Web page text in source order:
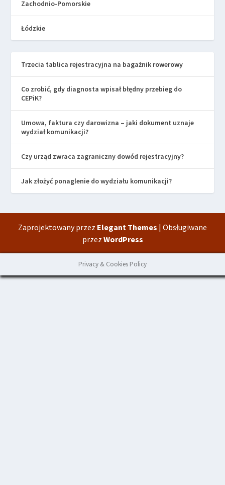
Zachodnio-Pomorskie
Łódzkie
Trzecia tablica rejestracyjna na bagażnik rowerowy
Co zrobić, gdy diagnosta wpisał błędny przebieg do
CEPiK?
Umowa, faktura czy darowizna – jaki dokument uznaje
wydział komunikacji?
Czy urząd zwraca zagraniczny dowód rejestracyjny?
Jak złożyć ponaglenie do wydziału komunikacji?
Zaprojektowany przez Elegant Themes | Obsługiwane
przez WordPress
Privacy & Cookies Policy